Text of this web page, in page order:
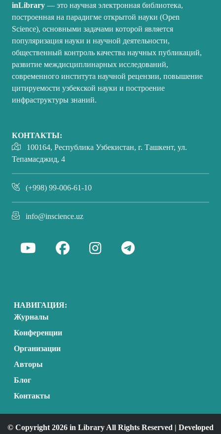
inLibrary — это научная электронная библиотека,
построенная на парадигме открытой науки (Open
Science), основными задачами которой является
популяризация науки и научной деятельности,
общественный контроль качества научных публикаций,
развитие междисциплинарных исследований,
современного института научной рецензии, повышение
цитируемости узбекской науки и построение
инфраструктуры знаний.
КОНТАКТЫ:
100164, Республика Узбекистан, г. Ташкент, ул.
Тепамасджид, 4
(+998) 99-006-61-10
info@inscience.uz
НАВИГАЦИЯ:
Журналы
Конференции
Организации
Авторы
Блог
Контакты
© Copyright 2026 in Library All Rights Reserved | Developed